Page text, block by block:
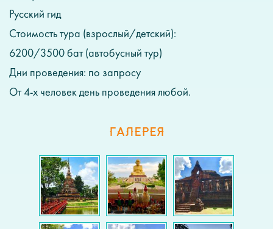
Русский гид
Стоимость тура (взрослый/детский):
6200/3500 бат (автобусный тур)
Дни проведения: по запросу
От 4-х человек день проведения любой.
ГАЛЕРЕЯ